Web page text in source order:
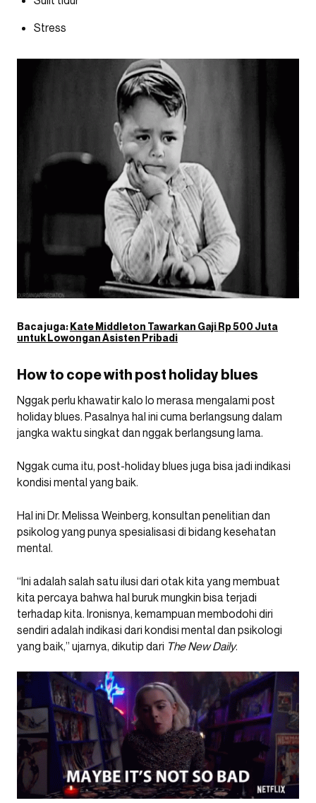
Stress
Baca juga:Kate Middleton Tawarkan Gaji Rp 500 Juta
untuk Lowongan Asisten Pribadi
How to cope with post holiday blues
Nggak perlu khawatir kalo lo merasa mengalami post
holiday blues. Pasalnya hal ini cuma berlangsung dalam
jangka waktu singkat dan nggak berlangsung lama.
Nggak cuma itu, post-holiday blues juga bisa jadi indikasi
kondisi mental yang baik.
Hal ini Dr. Melissa Weinberg, konsultan penelitian dan
psikolog yang punya spesialisasi di bidang kesehatan
mental.
“Ini adalah salah satu ilusi dari otak kita yang membuat
kita percaya bahwa hal buruk mungkin bisa terjadi
terhadap kita. Ironisnya, kemampuan membodohi diri
sendiri adalah indikasi dari kondisi mental dan psikologi
yang baik,” ujarnya, dikutip dari The New Daily.